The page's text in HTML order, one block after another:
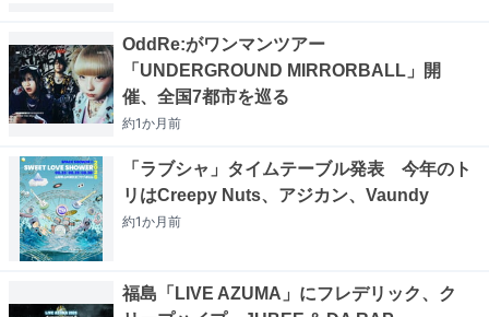
OddRe:がワンマンツアー
「UNDERGROUND MIRRORBALL」開
催、全国7都市を巡る
約1か月前
「ラブシャ」タイムテーブル発表 今年のト
リはCreepy Nuts、アジカン、Vaundy
約1か月前
福島「LIVE AZUMA」にフレデリック、ク